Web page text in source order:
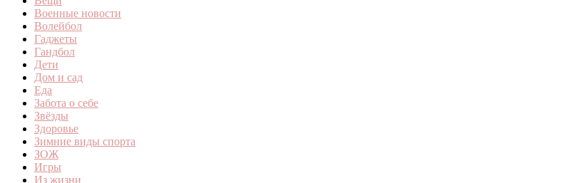
Военные новости
Волейбол
Гаджеты
Гандбол
Дети
Дом и сад
Еда
Забота о себе
Звёзды
Здоровье
Зимние виды спорта
ЗОЖ
Игры
Из жизни